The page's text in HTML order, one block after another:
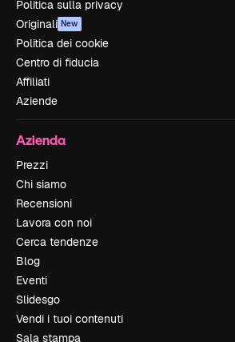
Politica sulla privacy
Originali New
Politica dei cookie
Centro di fiducia
Affiliati
Aziende
Azienda
Prezzi
Chi siamo
Recensioni
Lavora con noi
Cerca tendenze
Blog
Eventi
Slidesgo
Vendi i tuoi contenuti
Sala stampa